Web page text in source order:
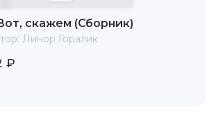
скажем (Сборник)
Линор Горалик
₽